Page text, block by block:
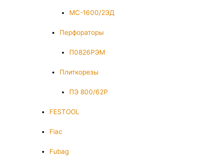
МС-1600/2ЭД
Перфораторы
П0826РЭМ
Плиткорезы
ПЭ 800/62Р
FESTOOL
Fiac
Fubag